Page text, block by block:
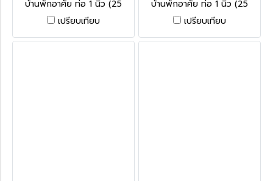
บ้านพักอาศัย ท่อ 1 นิ้ว (25
มม.) มอเตอร์ 370 วัตต์/220V
-50HZ ส่งสูงสุด 40 เมตร
ขนาดถังแรงดัน 1.5 ลิตร
เปรียบเทียบ
บ้านพักอาศัย ท่อ 1 นิ้ว (25
มม.) มอเตอร์ 370 วัตต์/220V
-50HZ ส่งสูงสุด 40 เมตร
ขนาดถังแรงดัน 2.0 ลิตร
เปรียบเทียบ